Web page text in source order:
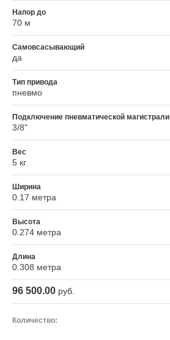
Напор до
70 м
Самовсасывающий
да
Тип привода
пневмо
Подключение пневматической магистрали
3/8"
Вес
5 кг
Ширина
0.17 метра
Высота
0.274 метра
Длина
0.308 метра
96 500.00 руб.
Количество: